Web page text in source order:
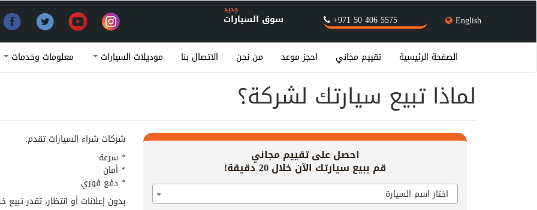
English
+971 50 406 5575 سوق السيارات
جديد
الصفحة الرئيسية تقييم مجاني احجز موعد من نحن الاتصال بنا موديلات السيارات معلومات وخدمات
لماذا تبيع سيارتك لشركة؟
احصل على تقييم مجاني
قم ببيع سيارتك الآن خلال 20 دقيقة!
اختار اسم السيارة
شركات شراء السيارات تقدم:
* سرعة
* أمان
* دفع فوري
بدون إعلانات أو انتظار، تقدر